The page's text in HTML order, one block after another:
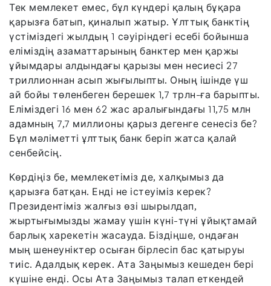
Тек мемлекет емес, бұл күндері қалың бұқара
қарызға батып, қиналып жатыр. Ұлттық банктің
үстіміздегі жылдың 1 сәуіріндегі есебі бойынша
еліміздің азаматтарының банктер мен қаржы
ұйымдары алдындағы қарызы мен несиесі 27
триллионнан асып жығылыпты. Оның ішінде үш
ай бойы төленбеген берешек 1,7 трлн-ға барыпты.
Еліміздегі 16 мен 62 жас аралығындағы 11,75 млн
адамның 7,7 миллионы қарыз дегенге сенесіз бе?
Бұл мәліметті ұлттық банк беріп жатса қалай
сенбейсің.
Көрдіңіз бе, мемлекетіміз де, халқымыз да
қарызға батқан. Енді не істеуіміз керек?
Президентіміз жалғыз өзі шырылдап,
жыртығымызды жамау үшін күні-түні ұйықтамай
барлық харекетін жасауда. Біздіңше, ондаған
мың шенеуніктер осыған бірлесіп бас қатыруы
тиіс. Адалдық керек. Ата Заңымыз кешеден бері
күшіне енді. Осы Ата Заңымыз талап еткендей